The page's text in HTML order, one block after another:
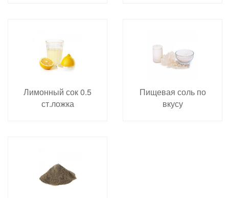
Лимонный сок 0.5
ст.ложка
Пищевая соль по
вкусу